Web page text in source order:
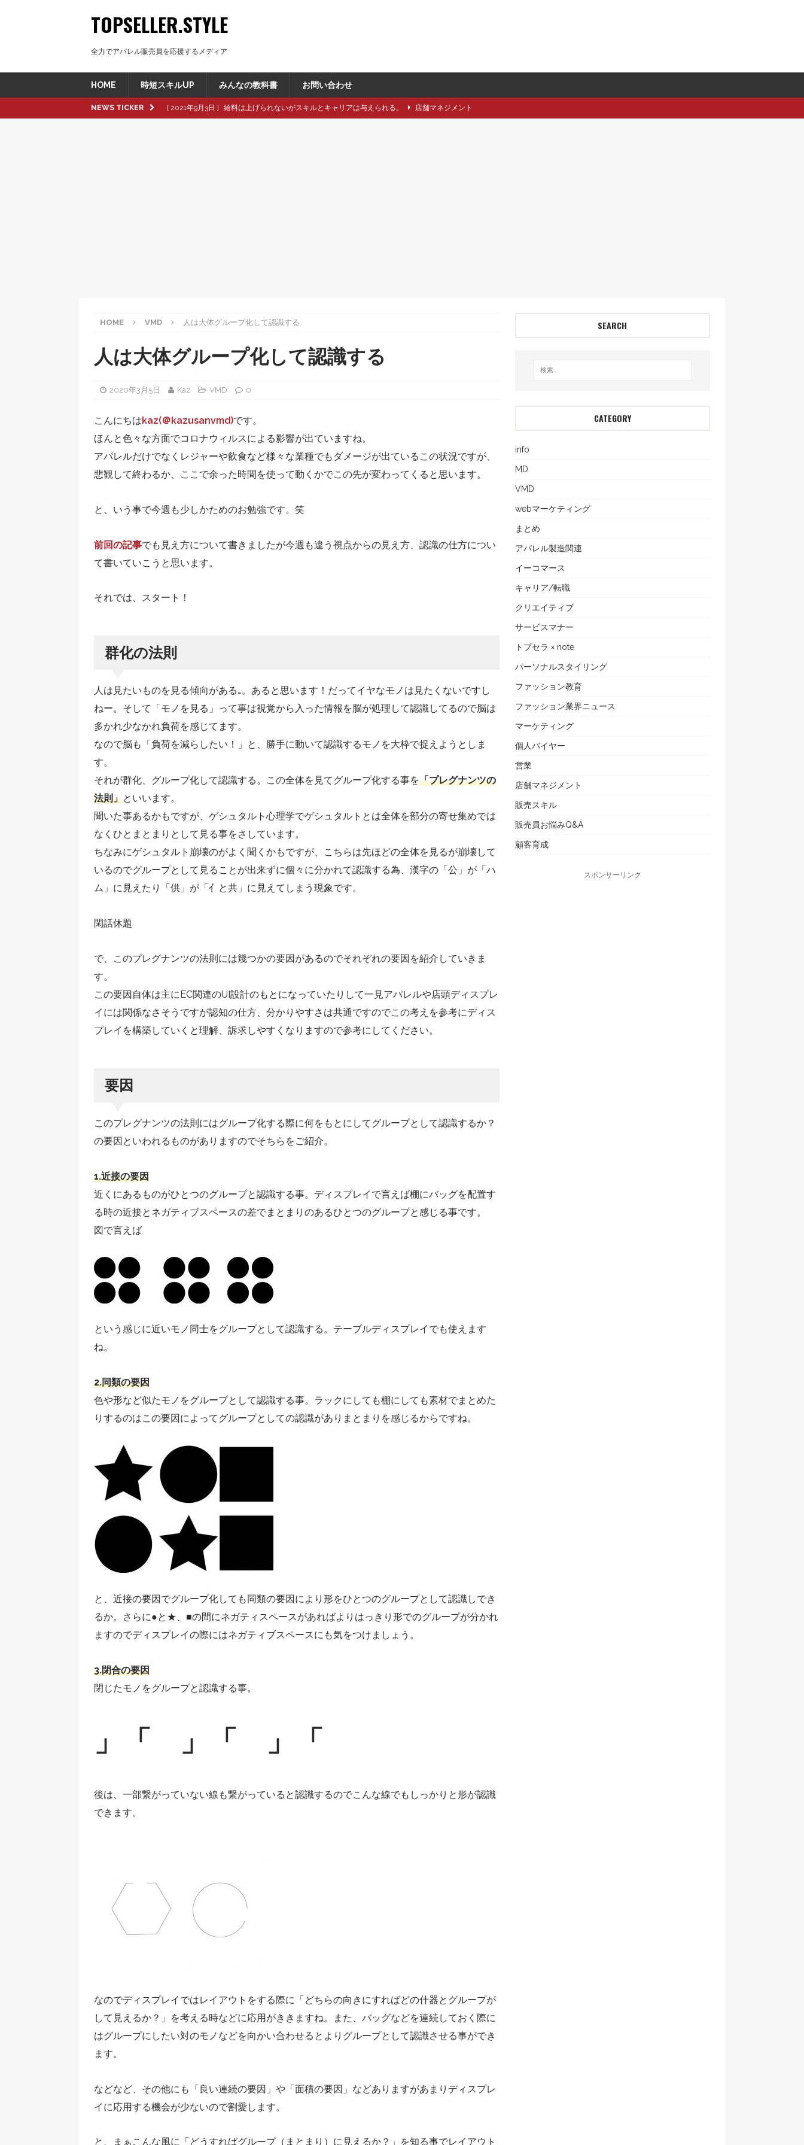
TOPSELLER.STYLE
全力でアパレル販売員を応援するメディア
HOME 時短スキルUP みんなの教科書 お問い合わせ
NEWS TICKER [ 2021年9月3日 ] 給料は上げられないがスキルとキャリアは与えられる。 店舗マネジメント
HOME VMD 人は大体グループ化して認識する
人は大体グループ化して認識する
2020年3月5日 Kaz VMD 0
こんにちはkaz(＠kazusanvmd)です。
ほんと色々な方面でコロナウィルスによる影響が出ていますね。
アパレルだけでなくレジャーや飲食など様々な業種でもダメージが出ているこの状況ですが、
悲観して終わるか、ここで余った時間を使って動くかでこの先が変わってくると思います。
と、いう事で今週も少しかためのお勉強です。笑
前回の記事でも見え方について書きましたが今週も違う視点からの見え方、認識の仕方につい
て書いていこうと思います。
それでは、スタート！
群化の法則
人は見たいものを見る傾向がある…。あると思います！だってイヤなモノは見たくないですし
ねー。そして「モノを見る」って事は視覚から入った情報を脳が処理して認識してるので脳は
多かれ少なかれ負荷を感じてます。
なので脳も「負荷を減らしたい！」と、勝手に動いて認識するモノを大枠で捉えようとしま
す。
それが群化、グループ化して認識する。この全体を見てグループ化する事を「プレグナンツの
法則」といいます。
聞いた事あるかもですが、ゲシュタルト心理学でゲシュタルトとは全体を部分の寄せ集めでは
なくひとまとまりとして見る事をさしています。
ちなみにゲシュタルト崩壊のがよく聞くかもですが、こちらは先ほどの全体を見るが崩壊して
いるのでグループとして見ることが出来ずに個々に分かれて認識する為、漢字の「公」が「ハ
ム」に見えたり「供」が「亻と共」に見えてしまう現象です。
閑話休題
で、このプレグナンツの法則には幾つかの要因があるのでそれぞれの要因を紹介していきま
す。
この要因自体は主にEC関連のUI設計のもとになっていたりして一見アパレルや店頭ディスプレ
イには関係なさそうですが認知の仕方、分かりやすさは共通ですのでこの考えを参考にディス
プレイを構築していくと理解、訴求しやすくなりますので参考にしてください。
要因
このプレグナンツの法則にはグループ化する際に何をもとにしてグループとして認識するか？
の要因といわれるものがありますのでそちらをご紹介。
1.近接の要因
近くにあるものがひとつのグループと認識する事。ディスプレイで言えば棚にバッグを配置す
る時の近接とネガティブスペースの差でまとまりのあるひとつのグループと感じる事です。
図で言えば
という感じに近いモノ同士をグループとして認識する。テーブルディスプレイでも使えます
ね。
2.同類の要因
色や形など似たモノをグループとして認識する事。ラックにしても棚にしても素材でまとめた
りするのはこの要因によってグループとしての認識がありまとまりを感じるからですね。
と、近接の要因でグループ化しても同類の要因により形をひとつのグループとして認識しでき
るか。さらに●と★、■の間にネガティスペースがあればよりはっきり形でのグループが分かれ
ますのでディスプレイの際にはネガティブスペースにも気をつけましょう。
3.閉合の要因
閉じたモノをグループと認識する事。
」「 」「 」「
後は、一部繋がっていない線も繋がっていると認識するのでこんな線でもしっかりと形が認識
できます。
なのでディスプレイではレイアウトをする際に「どちらの向きにすればどの什器とグループが
して見えるか？」を考える時などに応用がききますね。また、バッグなどを連続しておく際に
はグループにしたい対のモノなどを向かい合わせるとよりグループとして認識させる事ができ
ます。
などなど、その他にも「良い連続の要因」や「面積の要因」などありますがあまりディスプレ
イに応用する機会が少ないので割愛します。
と、まぁこんな風に「どうすればグループ（まとまり）に見えるか？」を知る事でレイアウト
SEARCH
CATEGORY
info
MD
VMD
webマーケティング
まとめ
アパレル製造関連
イーコマース
キャリア/転職
クリエイティブ
サービスマナー
トプセラ × note
パーソナルスタイリング
ファッション教育
ファッション業界ニュース
マーケティング
個人バイヤー
営業
店舗マネジメント
販売スキル
販売員お悩みQ&A
顧客育成
スポンサーリンク